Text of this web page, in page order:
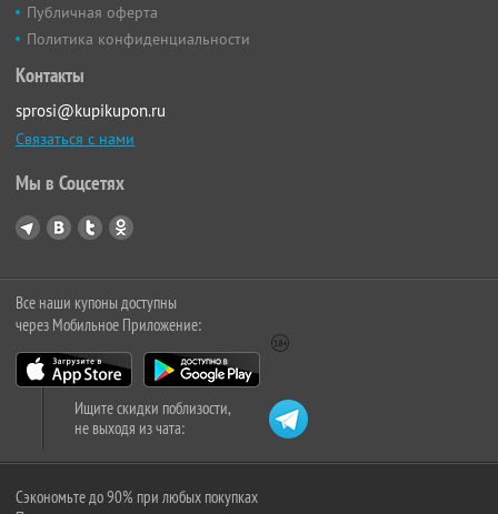
Публичная оферта
Политика конфиденциальности
Контакты
sprosi@kupikupon.ru
Связаться с нами
Мы в Соцсетях
Все наши купоны доступны
через Мобильное Приложение:
Ищите скидки поблизости,
не выходя из чата:
Сэкономьте до 90% при любых покупках